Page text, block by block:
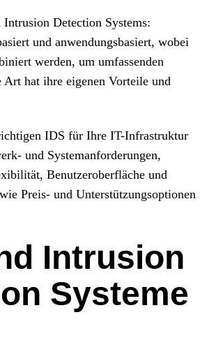
Detection Systems:
und anwendungsbasiert, wobei
werden, um umfassenden
Art hat ihre eigenen Vorteile und
IDS für Ihre IT-Infrastruktur
und Systemanforderungen,
Benutzeroberfläche und
Preis- und Unterstützungsoptionen
Intrusion
Systeme